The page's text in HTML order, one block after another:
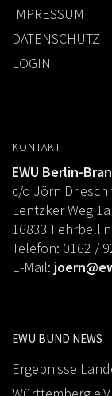
IMPRESSUM
DATENSCHUTZ
LOGIN
KONTAKT
EWU Berlin-
c/o Jörn
Lentzker Weg 1a
16833
Telefon: 0162 /
E-Mail:
EWU BUND NEWS
Ergebnisse